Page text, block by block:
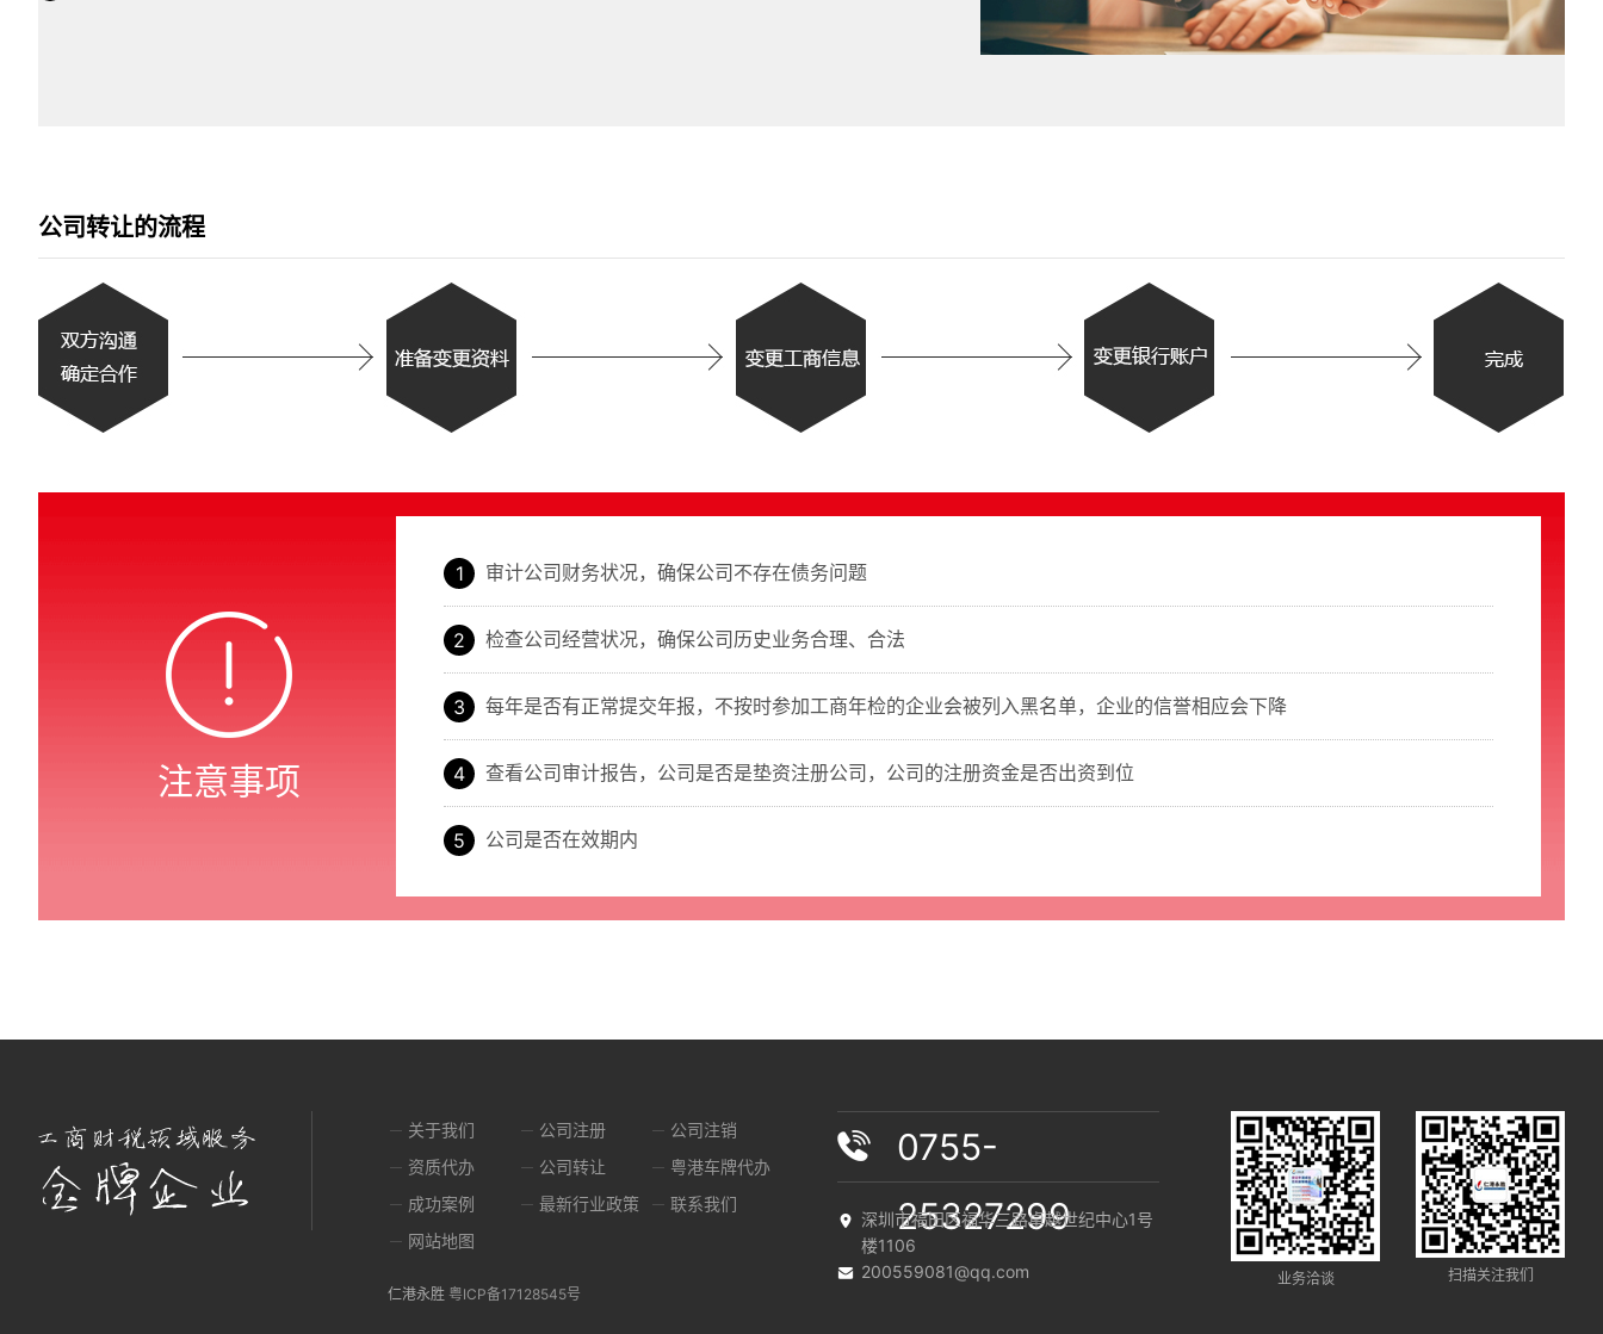
公司转让的流程
注意事项
审计公司财务状况，确保公司不存在债务问题
检查公司经营状况，确保公司历史业务合理、合法
每年是否有正常提交年报，不按时参加工商年检的企业会被列入黑名单，企业的信誉相应会下降
查看公司审计报告，公司是否是垫资注册公司，公司的注册资金是否出资到位
公司是否在效期内
关于我们 公司注册
公司注销
资质代办
公司转让
粤港车牌代办
成功案例
最新行业政策
联系我们
网站地图
仁港永胜 粤ICP备17128545号
0755-
25327299
深圳市福田区福华三路卓越世纪中心1号
楼1106
200559081@qq.com
扫描关注我们
业务洽谈